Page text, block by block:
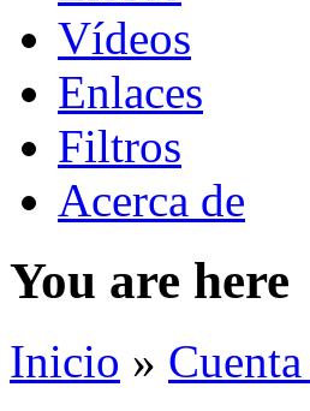
Vídeos
Enlaces
Filtros
Acerca de
You are here
Inicio »